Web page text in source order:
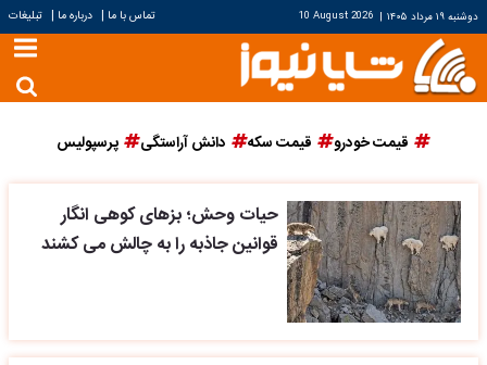
دوشنبه ۱۹ مرداد ۱۴۰۵ |
10 August 2026 تماس با ما | درباره ما | تبلیغات
قیمت خودرو قیمت سکه دانش آراستگی پرسپولیس
حیات وحش؛ بزهای کوهی انگار
قوانین جاذبه را به چالش می‌ کشند